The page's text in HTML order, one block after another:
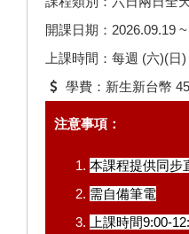
開課日期：2026.09.19
上課時間：每週 (六)(日
學費：新生新台幣
注意事項：
本課程提供同步
需自備筆電
上課時間9:00-